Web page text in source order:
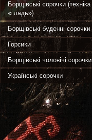
Борщівські сорочки (техніка
«гладь»)
Борщівські буденні сорочки
Горсики
Борщівські чоловічі сорочки
Українські сорочки